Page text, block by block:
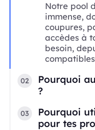
Notre pool
immense,
coupures,
accèdes à
besoin,
02
Pourquoi
?
03
Pourquoi
pour tes